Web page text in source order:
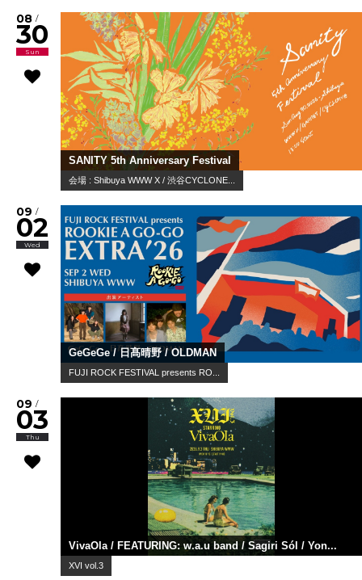
08 /
30
Sun
SANITY 5th Anniversary Festival
会場 : Shibuya WWW X / 渋谷CYCLONE...
09 /
02
Wed
GeGeGe / 日髙晴野 / OLDMAN
FUJI ROCK FESTIVAL presents RO...
09 /
03
Thu
VivaOla / FEATURING: w.a.u band / Sagiri Sól / Yon...
XVI vol.3